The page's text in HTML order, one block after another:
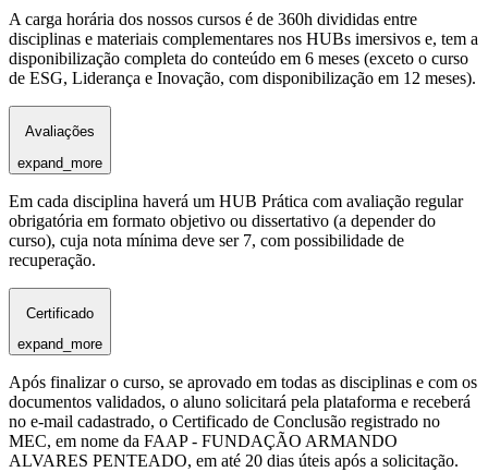
A carga horária dos nossos cursos é de 360h divididas entre
disciplinas e materiais complementares nos HUBs imersivos e, tem a
disponibilização completa do conteúdo em 6 meses (exceto o curso
de ESG, Liderança e Inovação, com disponibilização em 12 meses).
Avaliações
expand_more
Em cada disciplina haverá um HUB Prática com avaliação regular
obrigatória em formato objetivo ou dissertativo (a depender do
curso), cuja nota mínima deve ser 7, com possibilidade de
recuperação.
Certificado
expand_more
Após finalizar o curso, se aprovado em todas as disciplinas e com os
documentos validados, o aluno solicitará pela plataforma e receberá
no e-mail cadastrado, o Certificado de Conclusão registrado no
MEC, em nome da FAAP - FUNDAÇÃO ARMANDO
ALVARES PENTEADO, em até 20 dias úteis após a solicitação.